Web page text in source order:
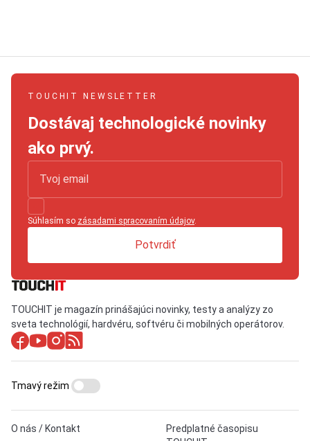
TOUCHIT NEWSLETTER
Dostávaj technologické novinky
ako prvý.
Súhlasím so zásadami spracovaním údajov.
Potvrdiť
TOUCHIT je magazín prinášajúci novinky, testy a analýzy zo
sveta technológií, hardvéru, softvéru či mobilných operátorov.
O nás / Kontakt
Predplatné časopisu
Tmavý režim